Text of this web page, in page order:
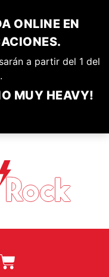
ONLINE EN
a partir del 1 del
MUY HEAVY!